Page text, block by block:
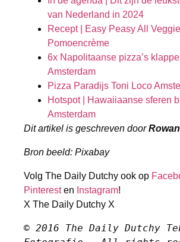
van Nederland in 2024
Recept | Easy Peasy All
Pomoencrème
6x Napolitaanse pizza’s
Amsterdam
Pizza Paradijs Toni Loco
Hotspot | Hawaiiaanse sferen
Amsterdam
Dit artikel is geschreven door
Bron beeld: Pixabay
Volg The Daily Dutchy ook op
Pinteresten Instagram!
X The Daily Dutchy X
© 2016 The Daily Dutchy